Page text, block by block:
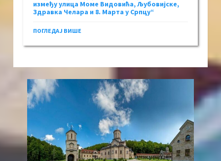
између улица Моме Видовића, Љубовијске,
Здравка Челара и 8. Марта у Српцу“
ПОГЛЕДАЈ ВИШЕ